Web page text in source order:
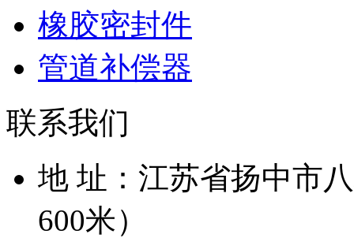
橡胶密封件
管道补偿器
联系我们
地 址：江苏省扬中市
600米）